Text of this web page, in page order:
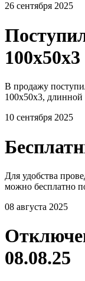
26 сентября 2025
100х50х3
В продажу
100х50х3,
10 сентября 2025
Для удобства
можно бесплатно
08 августа 2025
08.08.25